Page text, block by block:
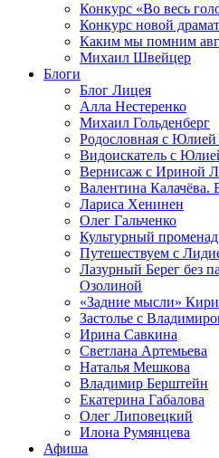
Конкурс «Во весь
Конкурс новой
Каким мы помним
Михаил Швейцер
Блоги
Блог Лицея
Алла Нестеренко
Михаил Гольденберг
Родословная с
Видоискатель с
Вернисаж с Ириной
Валентина Калачёва.
Лариса Хенинен
Олег Гальченко
Культурный
Путешествуем с
Лазурный Берег без
Озолиной
«Задние мысли»
Застолье с
Ирина Савкина
Светлана Артемьева
Наталья Мешкова
Владимир Берштейн
Екатерина Габалова
Олег Липовецкий
Илона Румянцева
Афиша